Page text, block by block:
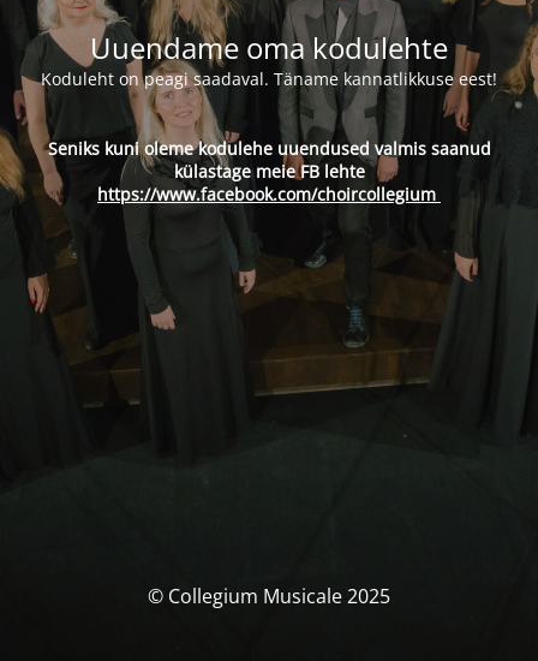
Uuendame oma kodulehte
Koduleht on peagi saadaval. Täname kannatlikkuse eest!
Seniks kuni oleme kodulehe uuendused valmis saanud
külastage meie FB lehte
https://www.facebook.com/choircollegium
© Collegium Musicale 2025